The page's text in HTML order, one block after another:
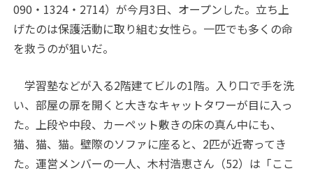
090・1324・2714）が今月3日、オープンした。立ち上
げたのは保護活動に取り組む女性ら。一匹でも多くの命
を救うのが狙いだ。
学習塾などが入る2階建てビルの1階。入り口で手を洗
い、部屋の扉を開くと大きなキャットタワーが目に入っ
た。上段や中段、カーペット敷きの床の真ん中にも、
猫、猫、猫。壁際のソファに座ると、2匹が近寄ってき
た。運営メンバーの一人、木村浩恵さん（52）は「ここ